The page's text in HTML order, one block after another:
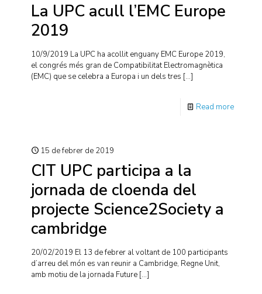
La UPC acull l’EMC Europe
2019
10/9/2019 La UPC ha acollit enguany EMC Europe 2019,
el congrés més gran de Compatibilitat Electromagnètica
(EMC) que se celebra a Europa i un dels tres […]
Read more
15 de febrer de 2019
CIT UPC participa a la
jornada de cloenda del
projecte Science2Society a
cambridge
20/02/2019 El 13 de febrer al voltant de 100 participants
d’arreu del món es van reunir a Cambridge, Regne Unit,
amb motiu de la jornada Future […]